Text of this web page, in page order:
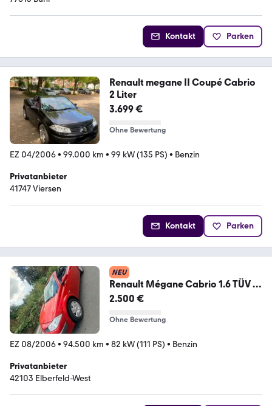
Kontakt Parken
Renault megane II Coupé Cabrio
2 Liter
3.699 €
Ohne Bewertung
EZ 04/2006• 99.000 km • 99 kW (135 PS) • Benzin
Privatanbieter
41747 Viersen
Kontakt Parken
NEU
Renault Mégane Cabrio 1.6 TÜV &
Euro 4
2.500 €
Ohne Bewertung
EZ 08/2006• 94.500 km • 82 kW (111 PS) • Benzin
Privatanbieter
42103 Elberfeld-West